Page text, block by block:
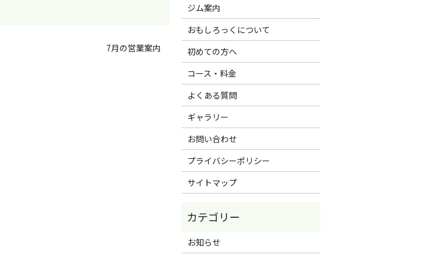
7月の営業案内
ジム案内
おもしろっくについて
初めての方へ
コース・料金
よくある質問
ギャラリー
お問い合わせ
プライバシーポリシー
サイトマップ
お知らせ